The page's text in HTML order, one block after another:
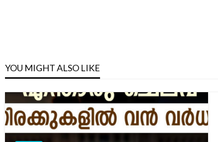
YOU MIGHT ALSO LIKE